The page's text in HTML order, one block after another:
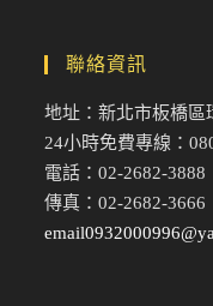
聯絡資訊
地址：新北市板橋區
24小時免費專線：
電話：02-2682-3888
傳真：02-2682-3666